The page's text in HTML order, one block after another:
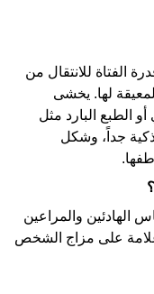
الفتاة للانتقال من
لها. يخشى
الطبع البارد مثل
ذكية جداً، وشكل
الهادئين والمراعين
على مزاج الشخص